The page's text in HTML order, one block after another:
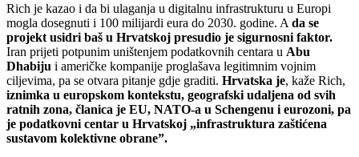
Rich je kazao i da bi ulaganja u digitalnu infrastrukturu u Europi
mogla dosegnuti i 100 milijardi eura do 2030. godine. A da se
projekt usidri baš u Hrvatskoj presudio je sigurnosni faktor.
Iran prijeti potpunim uništenjem podatkovnih centara u Abu
Dhabiju i američke kompanije proglašava legitimnim vojnim
ciljevima, pa se otvara pitanje gdje graditi. Hrvatska je, kaže Rich,
iznimka u europskom kontekstu, geografski udaljena od svih
ratnih zona, članica je EU, NATO-a u Schengenu i eurozoni, pa
je podatkovni centar u Hrvatskoj „infrastruktura zaštićena
sustavom kolektivne obrane”.